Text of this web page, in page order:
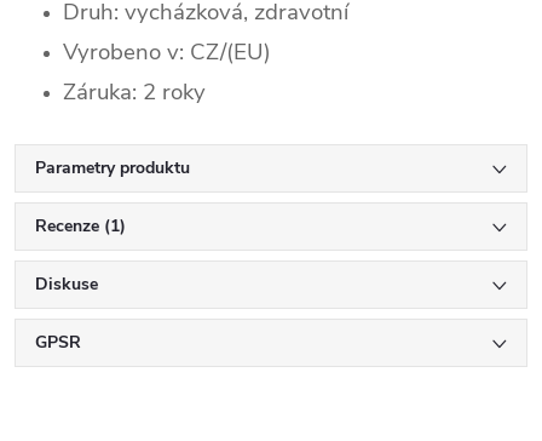
Druh: vycházková, zdravotní
Vyrobeno v: CZ/(EU)
Záruka: 2 roky
Parametry produktu
Recenze (1)
Diskuse
GPSR